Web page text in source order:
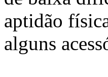
aptidão
alguns